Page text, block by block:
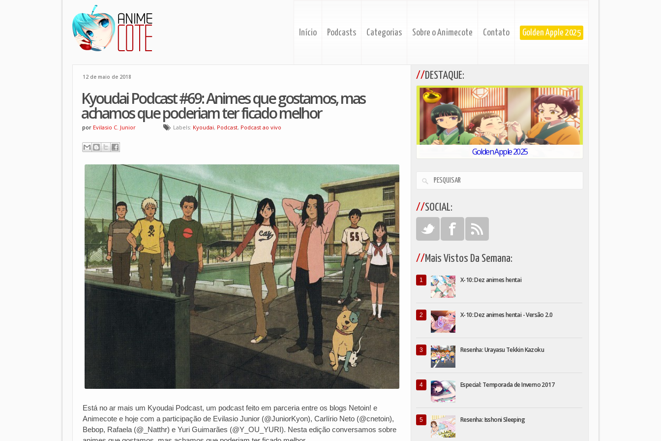
Início Podcasts Categorias Sobre o Animecote Contato Golden Apple 2025
12 de maio de 2018
Kyoudai Podcast #69: Animes que gostamos, mas
achamos que poderiam ter ficado melhor
por Evilasio C. Junior Labels: Kyoudai, Podcast, Podcast ao vivo
Está no ar mais um Kyoudai Podcast, um podcast feito em parceria entre os blogs Netoin! e
Animecote e hoje com a participação de Evilasio Junior (@JuniorKyon), Carlírio Neto (@cnetoin),
Bebop, Rafaela (@_Natthr) e Yuri Guimarães (@Y_OU_YURI). Nesta edição conversamos sobre
DESTAQUE:
Golden Apple 2025
SOCIAL:
Mais Vistos Da Semana:
X-10: Dez animes hentai
X-10: Dez animes hentai - Versão 2.0
Resenha: Urayasu Tekkin Kazoku
Especial: Temporada de Inverno 2017
Resenha: Isshoni Sleeping